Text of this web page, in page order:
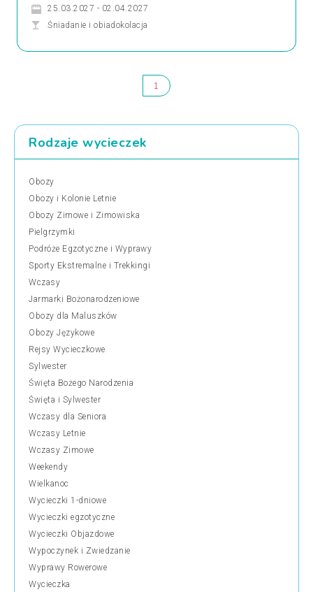
25.03.2027 - 02.04.2027
Śniadanie i obiadokolacja
1
Rodzaje wycieczek
Obozy
Obozy i Kolonie Letnie
Obozy Zimowe i Zimowiska
Pielgrzymki
Podróże Egzotyczne i Wyprawy
Sporty Ekstremalne i Trekkingi
Wczasy
Jarmarki Bożonarodzeniowe
Obozy dla Maluszków
Obozy Językowe
Rejsy Wycieczkowe
Sylwester
Święta Bożego Narodzenia
Święta i Sylwester
Wczasy dla Seniora
Wczasy Letnie
Wczasy Zimowe
Weekendy
Wielkanoc
Wycieczki 1-dniowe
Wycieczki egzotyczne
Wycieczki Objazdowe
Wypoczynek i Zwiedzanie
Wyprawy Rowerowe
Wycieczka